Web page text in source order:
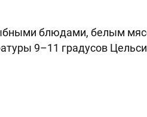
блюдами, белым
9–11 градусов